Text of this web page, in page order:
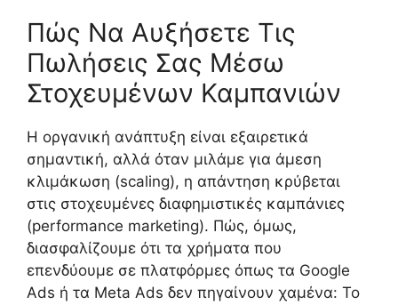
Πώς Να Αυξήσετε Τις
Πωλήσεις Σας Μέσω
Στοχευμένων Καμπανιών
Η οργανική ανάπτυξη είναι εξαιρετικά
σημαντική, αλλά όταν μιλάμε για άμεση
κλιμάκωση (scaling), η απάντηση κρύβεται
στις στοχευμένες διαφημιστικές καμπάνιες
(performance marketing). Πώς, όμως,
διασφαλίζουμε ότι τα χρήματα που
επενδύουμε σε πλατφόρμες όπως τα Google
Ads ή τα Meta Ads δεν πηγαίνουν χαμένα: Το